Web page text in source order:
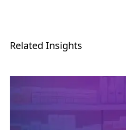
Related Insights